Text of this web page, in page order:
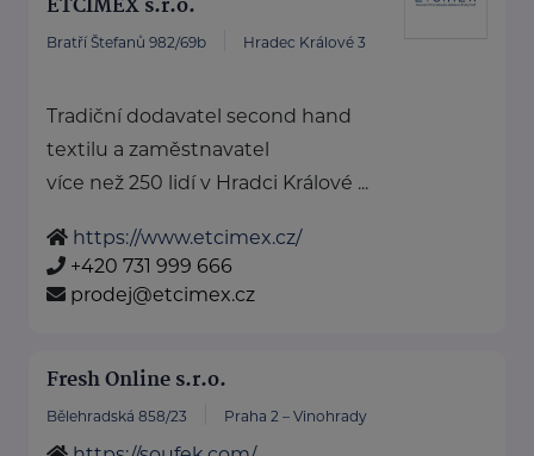
ETCIMEX s.r.o.
Bratří Štefanů 982/69b Hradec Králové 3
Tradiční dodavatel second hand
textilu a zaměstnavatel
více než 250 lidí v Hradci Králové ...
https://www.etcimex.cz/
+420 731 999 666
prodej@etcimex.cz
Fresh Online s.r.o.
Bělehradská 858/23 Praha 2 – Vinohrady